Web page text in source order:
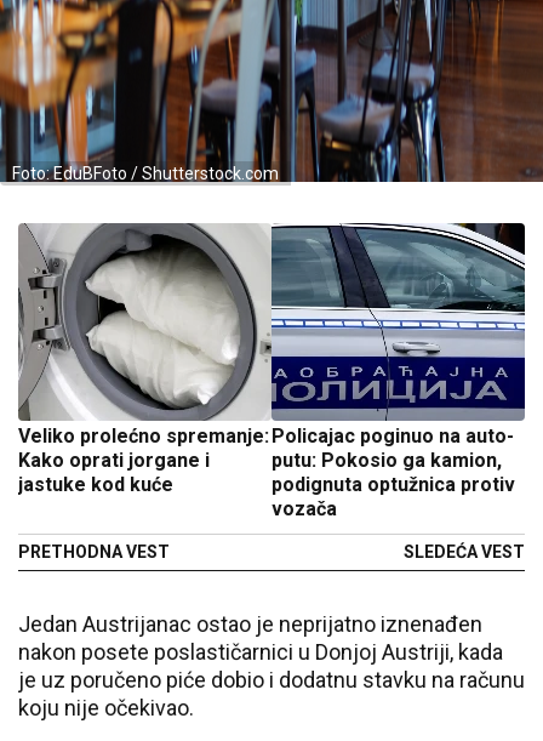
Foto: EduBFoto / Shutterstock.com
Veliko prolećno spremanje:
Kako oprati jorgane i
jastuke kod kuće
PRETHODNA VEST
Policajac poginuo na auto-
putu: Pokosio ga kamion,
podignuta optužnica protiv
vozača
SLEDEĆA VEST
Jedan Austrijanac ostao je neprijatno iznenađen
nakon posete poslastičarnici u Donjoj Austriji, kada
je uz poručeno piće dobio i dodatnu stavku na računu
koju nije očekivao.